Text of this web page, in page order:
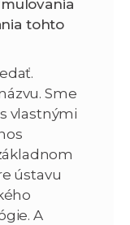
tohto
Sme
vlastnými
ústavu
A